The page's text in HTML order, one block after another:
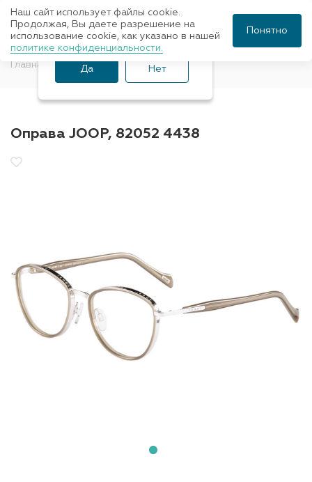
Главная Оправы для очков JOOP
Оправа JOOP, 82052 4438
Ваш город Санкт-
Петербург?
Да Нет
Наш сайт использует файлы cookie.
Продолжая, Вы даете разрешение на
использование cookie, как указано в нашей
политике конфиденциальности.
Понятно